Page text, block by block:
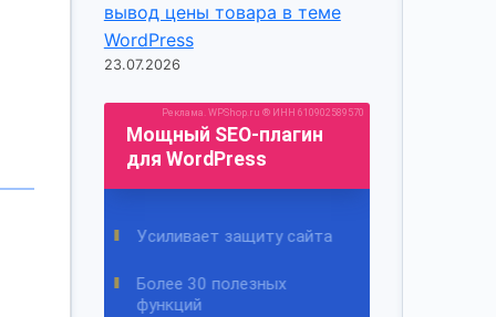
вывод цены товара в теме
WordPress
23.07.2026